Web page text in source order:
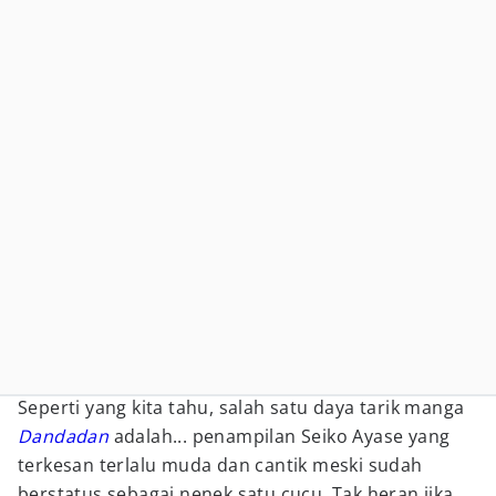
Seperti yang kita tahu, salah satu daya tarik manga
Dandadan adalah... penampilan Seiko Ayase yang
terkesan terlalu muda dan cantik meski sudah